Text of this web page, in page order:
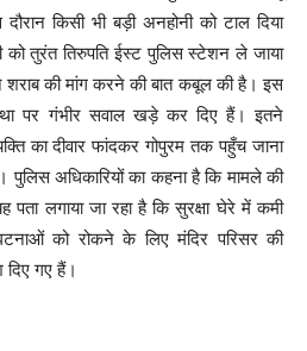
किसी भी बड़ी अनहोनी को टाल दिया
को तुरंत तिरुपति ईस्ट पुलिस स्टेशन ले जाया
शराब की मांग करने की बात कबूल की है। इस
पर गंभीर सवाल खड़े कर दिए हैं। इतने
का दीवार फांदकर गोपुरम तक पहुँच जाना
पुलिस अधिकारियों का कहना है कि मामले की
लगाया जा रहा है कि सुरक्षा घेरे में कमी
को रोकने के लिए मंदिर परिसर की
गए हैं।